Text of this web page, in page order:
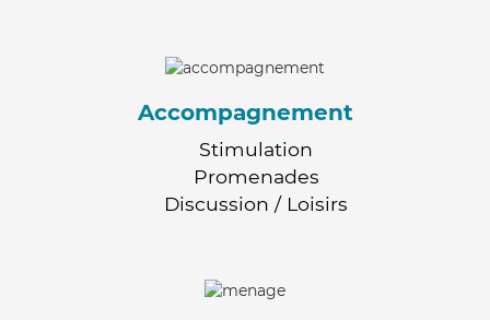
Accompagnement
Stimulation
Promenades
Discussion / Loisirs